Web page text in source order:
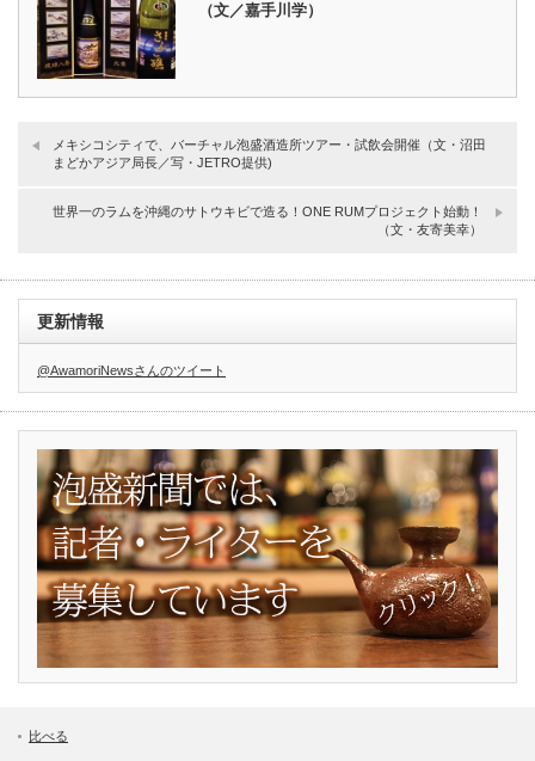
（文／嘉手川学）
メキシコシティで、バーチャル泡盛酒造所ツアー・試飲会開催（文・沼田
まどかアジア局長／写・JETRO提供)
世界一のラムを沖縄のサトウキビで造る！ONE RUMプロジェクト始動！
（文・友寄美幸）
更新情報
@AwamoriNewsさんのツイート
比べる